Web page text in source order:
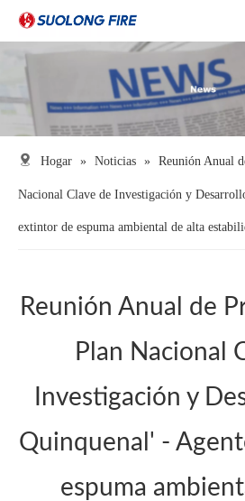
Hogar » Noticias » Reunión Anual
Nacional Clave de Investigación y
extintor de espuma ambiental de alta
Reunión Anual de
Plan Nacional
Investigación y
Quinquenal' -
espuma